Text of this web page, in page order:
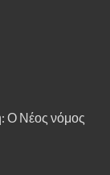
Ο Νέος νόμος